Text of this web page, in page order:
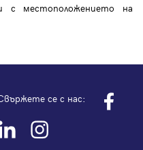
с местоположението на
се с нас: